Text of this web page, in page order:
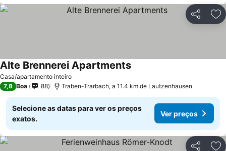
Partilhar
Casa/apartamento inteiro
Alte Brennerei Apartments
7,8 Boa 88 Traben-Trarbach, a 11.4 km de Lautzenhausen
Selecione as datas para ver os preços
exatos.
Ver preços